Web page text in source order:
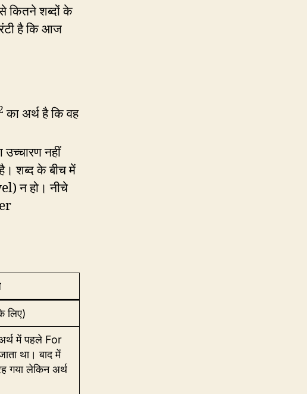
कितने शब्दों के
है कि आज
का अर्थ है कि वह
नहीं
शब्द के बीच में
न हो। नीचे
लिए)
में पहले For
था। बाद में
गया लेकिन अर्थ